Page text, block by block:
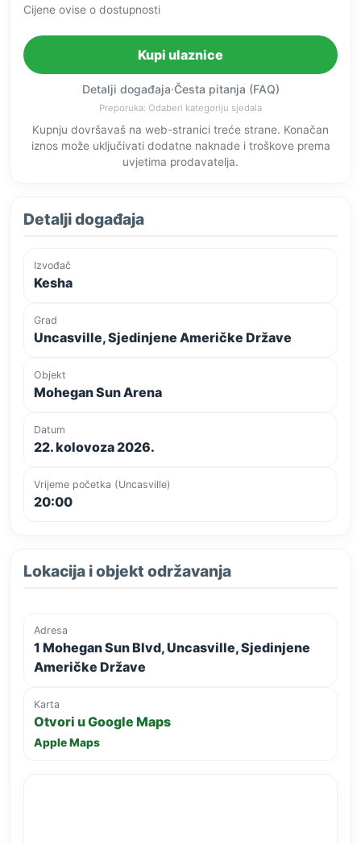
Cijene ovise o dostupnosti
Kupi ulaznice
Detalji događaja·Česta pitanja (FAQ)
Preporuka: Odaberi kategoriju sjedala
Kupnju dovršavaš na web-stranici treće strane. Konačan
iznos može uključivati dodatne naknade i troškove prema
uvjetima prodavatelja.
Detalji događaja
Izvođač
Kesha
Grad
Uncasville, Sjedinjene Američke Države
Objekt
Mohegan Sun Arena
Datum
22. kolovoza 2026.
Vrijeme početka (Uncasville)
20:00
Lokacija i objekt održavanja
Adresa
1 Mohegan Sun Blvd, Uncasville, Sjedinjene
Američke Države
Karta
Otvori u Google Maps
Apple Maps